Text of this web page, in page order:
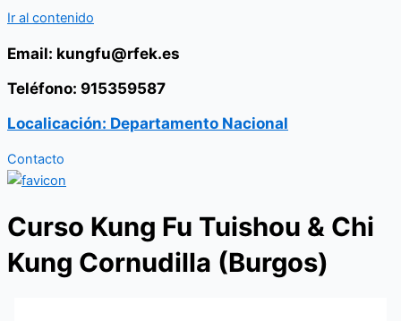
Ir al contenido
Email: kungfu@rfek.es
Teléfono: 915359587
Localicación: Departamento Nacional
Contacto
Curso Kung Fu Tuishou & Chi
Kung Cornudilla (Burgos)